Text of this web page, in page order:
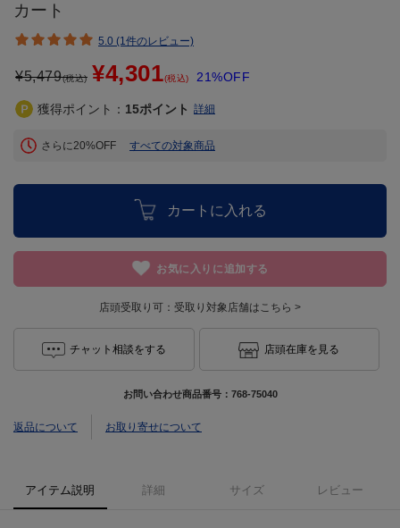
カート
5.0 (1件のレビュー)
¥5,479(税込) ¥4,301(税込) 21%OFF
獲得ポイント： 15ポイント 詳細
さらに20%OFF すべての対象商品
カートに入れる
お気に入りに追加する
店頭受取り可： 受取り対象店舗はこちら >
チャット相談をする 店頭在庫を見る
お問い合わせ商品番号： 768-75040
返品について お取り寄せについて
アイテム説明 詳細 サイズ レビュー